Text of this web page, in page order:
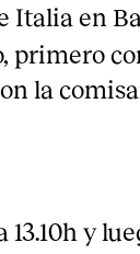
Italia en
primero
la
13.10h y